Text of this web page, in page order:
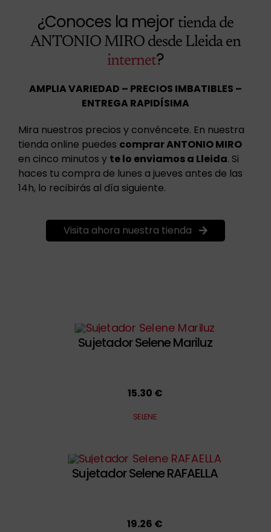
¿Conoces la mejor tienda de
ANTONIO MIRO desde Lleida en
internet?
AMPLIA VARIEDAD – PRECIOS IMBATIBLES –
ENTREGA RAPIDÍSIMA
Mira nuestros precios y convéncete. En nuestra
tienda online puedes comprar ANTONIO MIRO
en cinco minutos y te lo enviamos a Lleida. Si
haces tu compra de lunes a jueves antes de las
14h, lo recibirás al día siguiente.
Visita ahora nuestra tienda
Sujetador Selene Mariluz
15.30 €
SELENE
Sujetador Selene RAFAELLA
19.26 €